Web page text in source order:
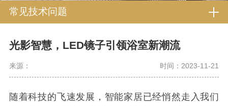
常见技术问题
光影智慧，LED镜子引领浴室新潮流
来源： 时间：2023-11-21
随着科技的飞速发展，智能家居已经悄然走入我们